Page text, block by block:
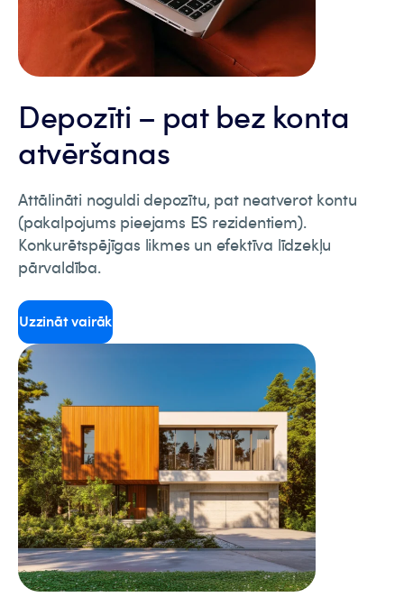
Depozīti – pat bez konta
atvēršanas
Attālināti noguldi depozītu, pat neatverot kontu
(pakalpojums pieejams ES rezidentiem).
Konkurētspējīgas likmes un efektīva līdzekļu
pārvaldība.
Uzzināt vairāk